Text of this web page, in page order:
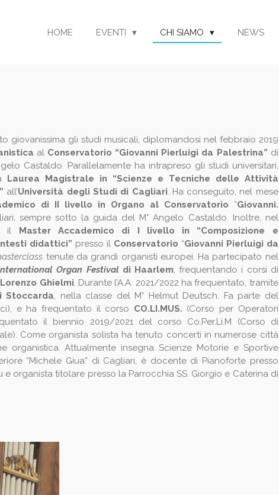
HOME EVENTI CHI SIAMO NEWS
giovanissima gli studi musicali, diplomandosi nel febbraio 2019
al Conservatorio “Giovanni Pierluigi da Palestrina” di
Castaldo. Parallelamente ha intrapreso gli studi universitari,
Laurea Magistrale in “Scienze e Tecniche delle Attività
all’Università degli Studi di Cagliari . Ha conseguito, nel mese
di II livello in Organo al Conservatorio “Giovanni.
sempre sotto la guida del M° Angelo Castaldo. Inoltre, nel
il Master Accademico di I livello in “Composizione e
didattici” presso il Conservatorio “Giovanni Pierluigi da
tenute da grandi organisti europei. Ha partecipato nel
Organ Festival di Haarlem , frequentando i corsi di
Lorenzo Ghielmi . Durante l’A.A. 2021/2022 ha frequentato, tramite
Stoccarda , nella classe del M° Helmut Deutsch. Fa parte del
e ha frequentato il corso CO.LI.MUS. (Corso per Operatori
il biennio 2019/2021 del corso Co.Per.Li.M (Corso di
Come organista solista ha tenuto concerti in numerose città
organistica. Attualmente insegna Scienze Motorie e Sportive
“Michele Giua” di Cagliari, è docente di Pianoforte presso
e organista titolare presso la Parrocchia SS. Giorgio e Caterina di